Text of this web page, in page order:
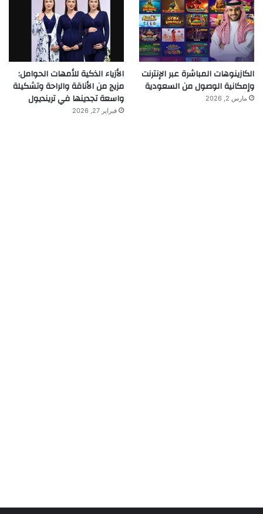
الكازينوهات المباشرة عبر الإنترنت
وإمكانية الوصول من السعودية
مارس 2, 2026
الأزياء الذكية للأمهات الحوامل:
مزيج من الأناقة والراحة وتشكيلة
واسعة تجدينها في ترينديول
فبراير 27, 2026